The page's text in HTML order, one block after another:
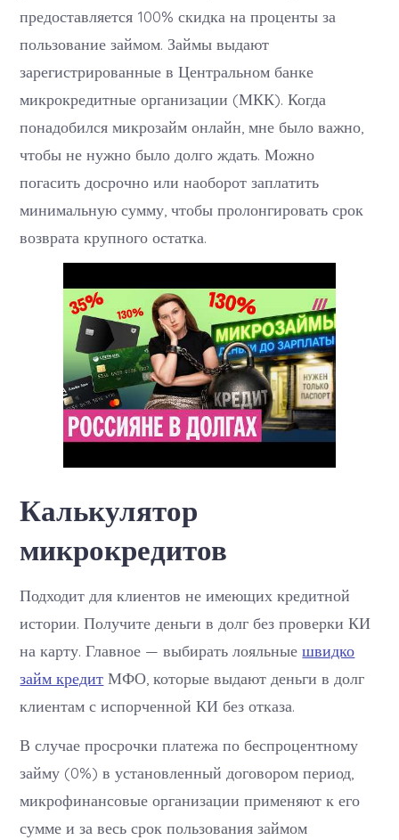
предоставляется 100% скидка на проценты за
пользование займом. Займы выдают
зарегистрированные в Центральном банке
микрокредитные организации (МКК). Когда
понадобился микрозайм онлайн, мне было важно,
чтобы не нужно было долго ждать. Можно
погасить досрочно или наоборот заплатить
минимальную сумму, чтобы пролонгировать срок
возврата крупного остатка.
Калькулятор
микрокредитов
Подходит для клиентов не имеющих кредитной
истории. Получите деньги в долг без проверки КИ
на карту. Главное — выбирать лояльныешвидко
займ кредит МФО, которые выдают деньги в долг
клиентам с испорченной КИ без отказа.
В случае просрочки платежа по беспроцентному
займу (0%) в установленный договором период,
микрофинансовые организации применяют к его
сумме и за весь срок пользования займом